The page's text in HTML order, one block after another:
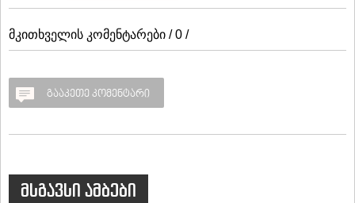
მკითხველის კომენტარები / 0 /
გააკეთე კომენტარი
მსგავსი ამბები